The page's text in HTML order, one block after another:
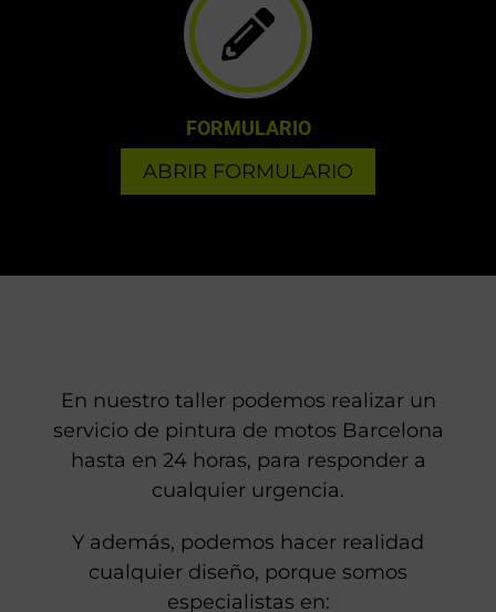
FORMULARIO
ABRIR FORMULARIO
En nuestro taller podemos realizar un
servicio de pintura de motos Barcelona
hasta en 24 horas, para responder a
cualquier urgencia.
Y además, podemos hacer realidad
cualquier diseño, porque somos
especialistas en: